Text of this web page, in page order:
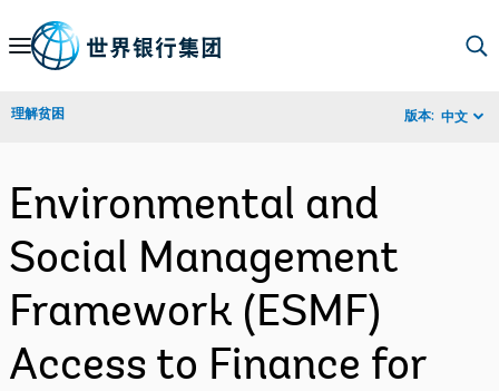
Skip
Navigation
理解贫困 版本: 中文
Environmental and
Social Management
Framework (ESMF)
Access to Finance for